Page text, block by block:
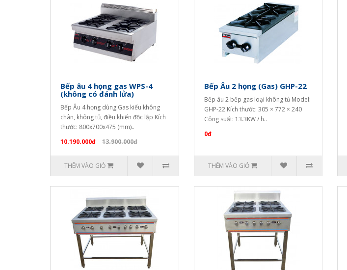
Bếp âu 4 họng gas WPS-4
(không có đánh lửa)
Bếp Âu 4 họng dùng Gas kiểu không
chân, không tủ, điều khiển độc lập Kích
thước: 800x700x475 (mm)..
10.190.000đ
13.900.000đ
THÊM VÀO GIỎ
Bếp Âu 2 họng (Gas) GHP-22
Bếp âu 2 bếp gas loại không tủ Model:
GHP-22 Kích thước: 305 × 772 × 240
Công suất: 13.3KW / h..
0đ
THÊM VÀO GIỎ